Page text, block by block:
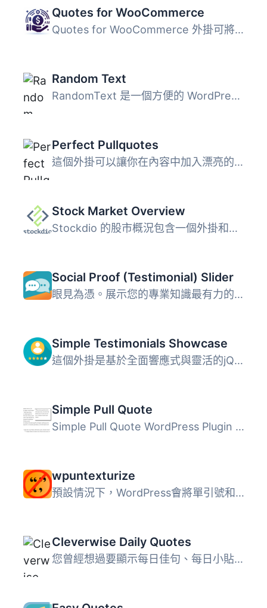
Quotes for WooCommerce
Quotes for WooCommerce 外掛可將您的 WooCommerce 商店轉換...
Random Text
RandomText 是一個方便的 WordPress 外掛，可以讓你保存、編...
Perfect Pullquotes
這個外掛可以讓你在內容中加入漂亮的左對齊、右對齊或全寬的...
Stock Market Overview
Stockdio 的股市概況包含一個外掛和小工具，可提供擺放股票、...
Social Proof (Testimonial) Slider
眼見為憑。展示您的專業知識最有力的方法之一，就是在您的網...
Simple Testimonials Showcase
這個外掛是基於全面響應式與靈活的jQuery輪播插件 Slick by K...
Simple Pull Quote
Simple Pull Quote WordPress Plugin 提供一個簡單的方法讓你...
wpuntexturize
預設情況下，WordPress會將單引號和雙引號轉換為彎曲的替代品...
Cleverwise Daily Quotes
您曾經想過要顯示每日佳句、每日小貼士或每日摘錄嗎？ 您是否...